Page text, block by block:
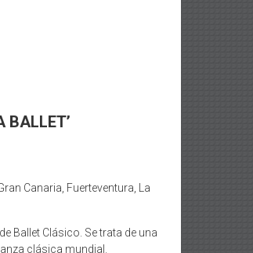
BALLET’
Canaria, Fuerteventura, La
Ballet Clásico. Se trata de una
clásica mundial.